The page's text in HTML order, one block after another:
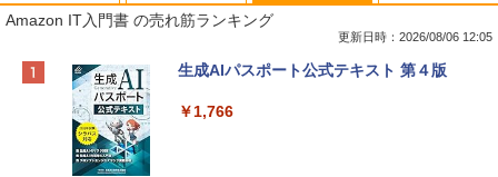
Apple 2026 MacBook Neo A18 Proチッ
e Intelligenceのために設計、Liquid Ret
Xbox プリペイドカード 10,000円 デジタ
ンラインコード]
Amazon IT入門書 の売れ筋ランキング
更新日時：2026/08/06 12:05
生成AIパスポート公式テキスト 第４版
￥1,766